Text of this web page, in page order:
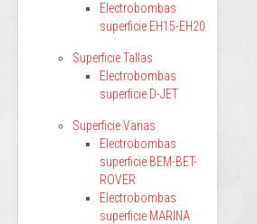
Electrobombas
superficie EH15-EH20
Superficie Tallas
Electrobombas
superficie D-JET
Superficie Varias
Electrobombas
superficie BEM-BET-
ROVER
Electrobombas
superficie MARINA